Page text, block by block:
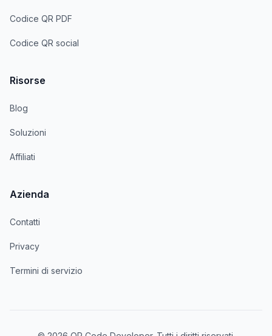
Codice QR PDF
Codice QR social
Risorse
Blog
Soluzioni
Affiliati
Azienda
Contatti
Privacy
Termini di servizio